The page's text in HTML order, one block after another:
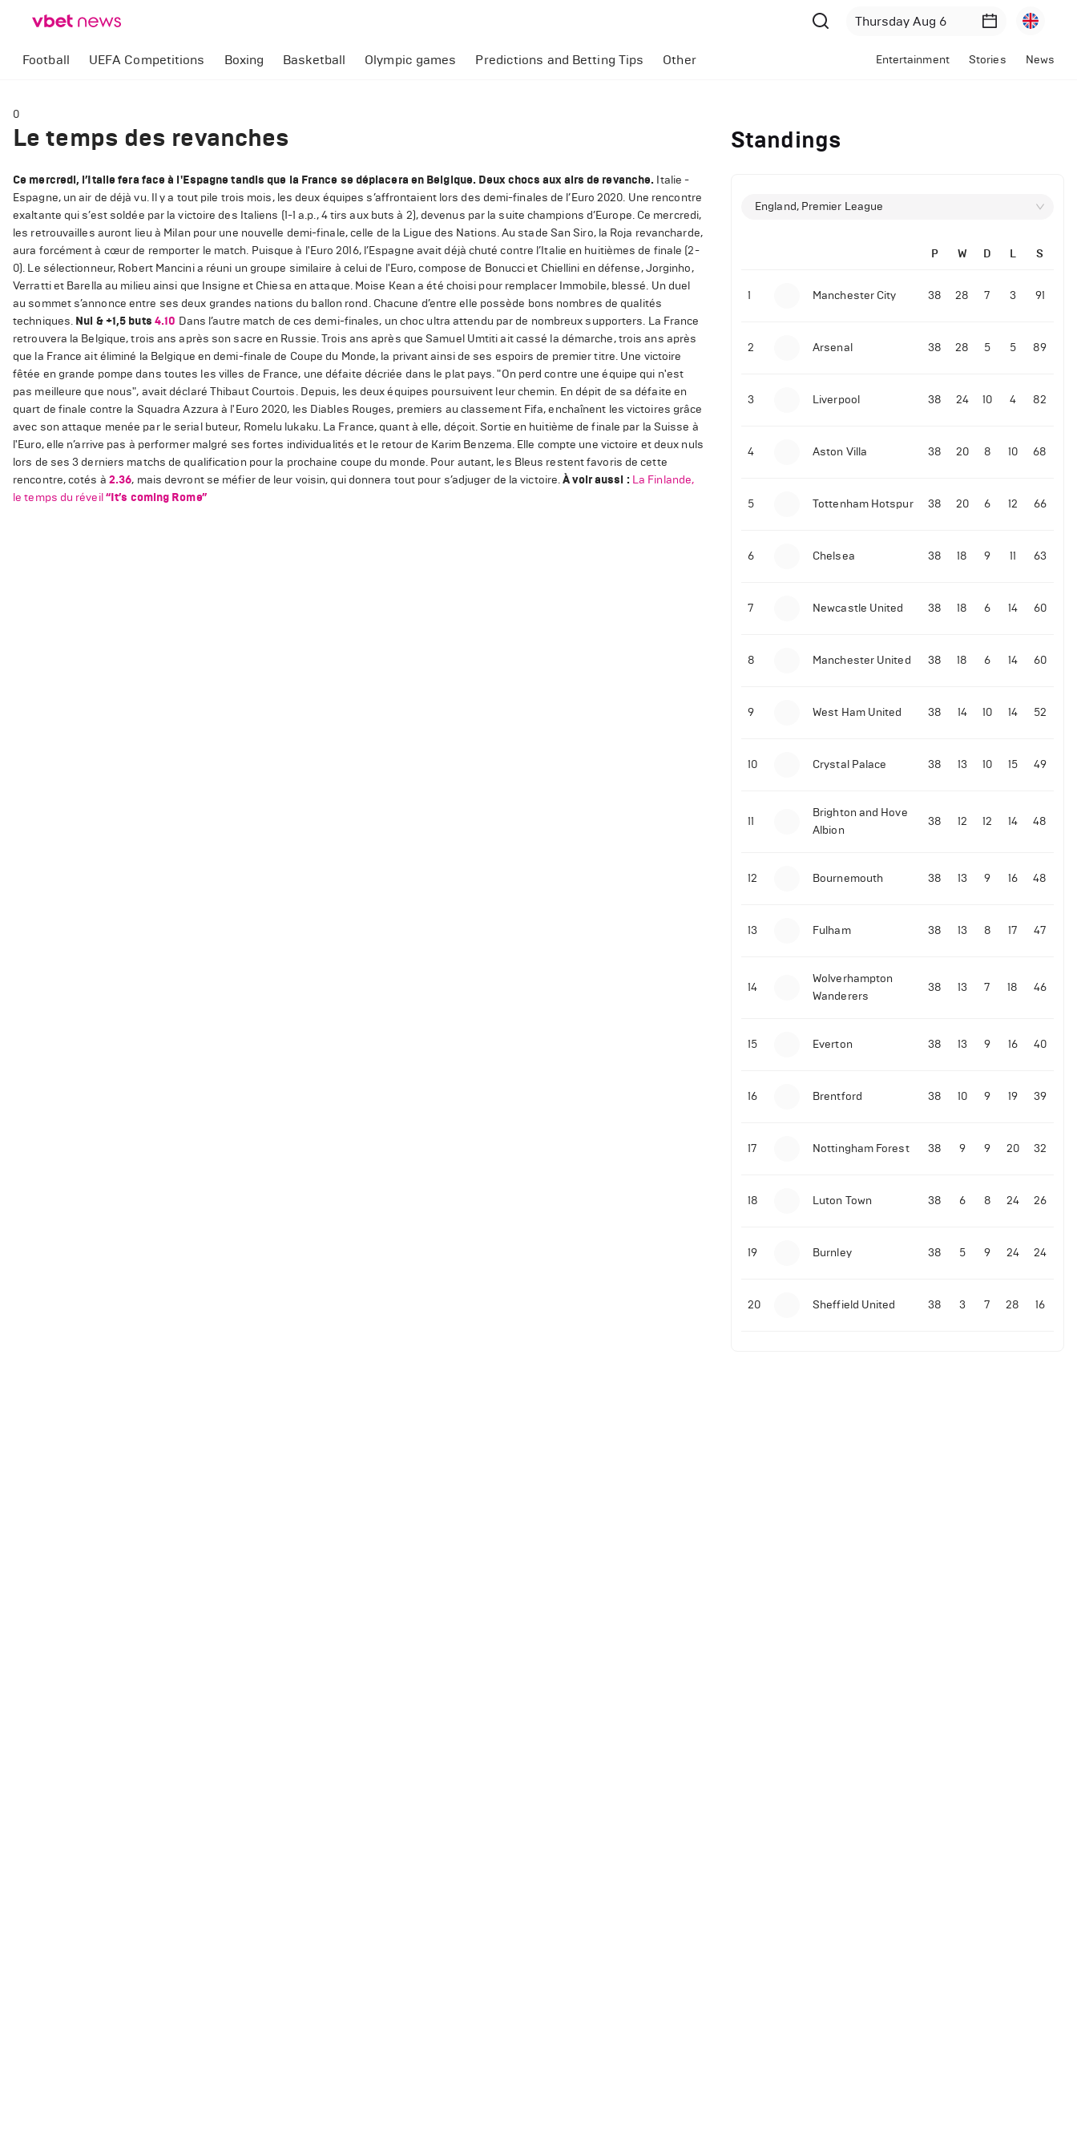
Football UEFA Competitions Boxing Basketball Olympic games Predictions and Betting Tips Other Entertainment Stories News
0
Le temps des revanches
Ce mercredi, l’Italie fera face à l'Espagne tandis que la France se déplacera en Belgique. Deux chocs aux airs de revanche. Italie -
Espagne, un air de déjà vu. Il y a tout pile trois mois, les deux équipes s’affrontaient lors des demi-finales de l’Euro 2020. Une rencontre
exaltante qui s’est soldée par la victoire des Italiens (1-1 a.p., 4 tirs aux buts à 2), devenus par la suite champions d’Europe. Ce mercredi,
les retrouvailles auront lieu à Milan pour une nouvelle demi-finale, celle de la Ligue des Nations. Au stade San Siro, la Roja revancharde,
aura forcément à cœur de remporter le match. Puisque à l'Euro 2016, l’Espagne avait déjà chuté contre l’Italie en huitièmes de finale (2-
0). Le sélectionneur, Robert Mancini a réuni un groupe similaire à celui de l'Euro, compose de Bonucci et Chiellini en défense, Jorginho,
Verratti et Barella au milieu ainsi que Insigne et Chiesa en attaque. Moise Kean a été choisi pour remplacer Immobile, blessé. Un duel
au sommet s’annonce entre ses deux grandes nations du ballon rond. Chacune d’entre elle possède bons nombres de qualités
techniques. Nul & +1,5 buts4.10 Dans l’autre match de ces demi-finales, un choc ultra attendu par de nombreux supporters. La France
retrouvera la Belgique, trois ans après son sacre en Russie. Trois ans après que Samuel Umtiti ait cassé la démarche, trois ans après
que la France ait éliminé la Belgique en demi-finale de Coupe du Monde, la privant ainsi de ses espoirs de premier titre. Une victoire
fêtée en grande pompe dans toutes les villes de France, une défaite décriée dans le plat pays. "On perd contre une équipe qui n'est
pas meilleure que nous", avait déclaré Thibaut Courtois. Depuis, les deux équipes poursuivent leur chemin. En dépit de sa défaite en
quart de finale contre la Squadra Azzura à l'Euro 2020, les Diables Rouges, premiers au classement Fifa, enchaînent les victoires grâce
avec son attaque menée par le serial buteur, Romelu lukaku. La France, quant à elle, déçoit. Sortie en huitième de finale par la Suisse à
l'Euro, elle n’arrive pas à performer malgré ses fortes individualités et le retour de Karim Benzema. Elle compte une victoire et deux nuls
lors de ses 3 derniers matchs de qualification pour la prochaine coupe du monde. Pour autant, les Bleus restent favoris de cette
rencontre, cotés à 2.36, mais devront se méfier de leur voisin, qui donnera tout pour s’adjuger de la victoire.À voir aussi : La Finlande,
le temps du réveil“It’s coming Rome”
Standings
England, Premier League
P W D L S
1 Manchester City 38 28 7 3 91
2 Arsenal 38 28 5 5 89
3 Liverpool 38 24 10 4 82
4 Aston Villa 38 20 8 10 68
5 Tottenham Hotspur 38 20 6 12 66
6 Chelsea 38 18 9 11 63
7 Newcastle United 38 18 6 14 60
8 Manchester United 38 18 6 14 60
9 West Ham United 38 14 10 14 52
10 Crystal Palace 38 13 10 15 49
11
Brighton and Hove
Albion
38 12 12 14 48
12 Bournemouth 38 13 9 16 48
13 Fulham 38 13 8 17 47
14
Wolverhampton
Wanderers
38 13 7 18 46
15 Everton 38 13 9 16 40
16 Brentford 38 10 9 19 39
17 Nottingham Forest 38 9 9 20 32
18 Luton Town 38 6 8 24 26
19 Burnley 38 5 9 24 24
20 Sheffield United 38 3 7 28 16